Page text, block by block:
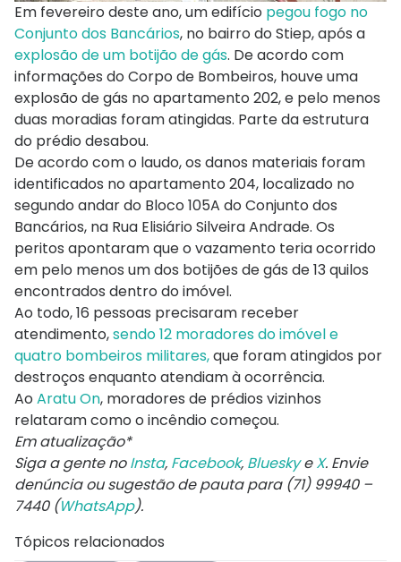
Em fevereiro deste ano, um edifício pegou fogo no
Conjunto dos Bancários, no bairro do Stiep, após a
explosão de um botijão de gás. De acordo com
informações do Corpo de Bombeiros, houve uma
explosão de gás no apartamento 202, e pelo menos
duas moradias foram atingidas. Parte da estrutura
do prédio desabou.
De acordo com o laudo, os danos materiais foram
identificados no apartamento 204, localizado no
segundo andar do Bloco 105A do Conjunto dos
Bancários, na Rua Elisiário Silveira Andrade. Os
peritos apontaram que o vazamento teria ocorrido
em pelo menos um dos botijões de gás de 13 quilos
encontrados dentro do imóvel.
Ao todo, 16 pessoas precisaram receber
atendimento,sendo 12 moradores do imóvel e
quatro bombeiros militares,que foram atingidos por
destroços enquanto atendiam à ocorrência.
Ao Aratu On, moradores de prédios vizinhos
relataram como o incêndio começou.
Em atualização*
Siga a gente noInsta, Facebook, BlueskyeX. Envie
denúncia ou sugestão de pauta para (71) 99940 –
7440 (WhatsApp).
Tópicos relacionados